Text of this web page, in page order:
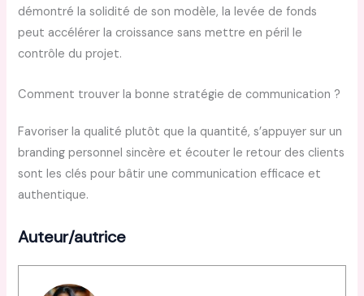
démontré la solidité de son modèle, la levée de fonds
peut accélérer la croissance sans mettre en péril le
contrôle du projet.
Comment trouver la bonne stratégie de communication ?
Favoriser la qualité plutôt que la quantité, s’appuyer sur un
branding personnel sincère et écouter le retour des clients
sont les clés pour bâtir une communication efficace et
authentique.
Auteur/autrice